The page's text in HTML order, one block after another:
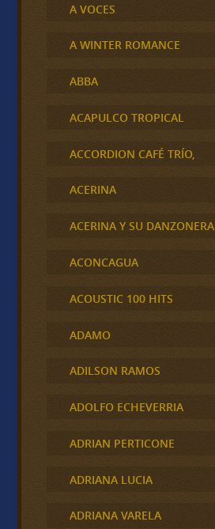
A VOCES
A WINTER ROMANCE
ABBA
ACAPULCO TROPICAL
ACCORDION CAFÉ TRÍO,
ACERINA
ACERINA Y SU DANZONERA
ACONCAGUA
ACOUSTIC 100 HITS
ADAMO
ADILSON RAMOS
ADOLFO ECHEVERRIA
ADRIAN PERTICONE
ADRIANA LUCIA
ADRIANA VARELA